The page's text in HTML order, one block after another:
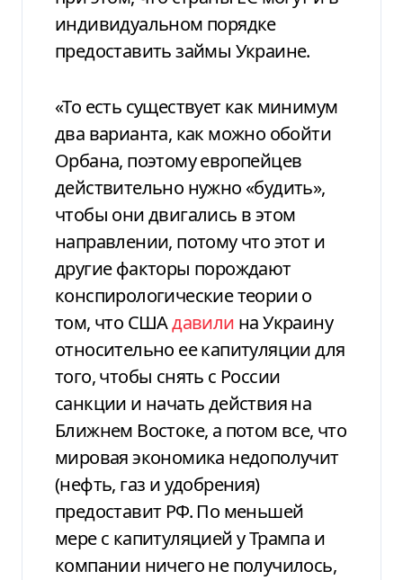
индивидуальном порядке
предоставить займы Украине.
«То есть существует как минимум
два варианта, как можно обойти
Орбана, поэтому европейцев
действительно нужно «будить»,
чтобы они двигались в этом
направлении, потому что этот и
другие факторы порождают
конспирологические теории о
том, что СШАдавили на Украину
относительно ее капитуляции для
того, чтобы снять с России
санкции и начать действия на
Ближнем Востоке, а потом все, что
мировая экономика недополучит
(нефть, газ и удобрения)
предоставит РФ. По меньшей
мере с капитуляцией у Трампа и
компании ничего не получилось,